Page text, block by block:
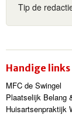
Tip de
Handige links
MFC de Swingel
Plaatselijk Belang
Huisartsenpraktijk